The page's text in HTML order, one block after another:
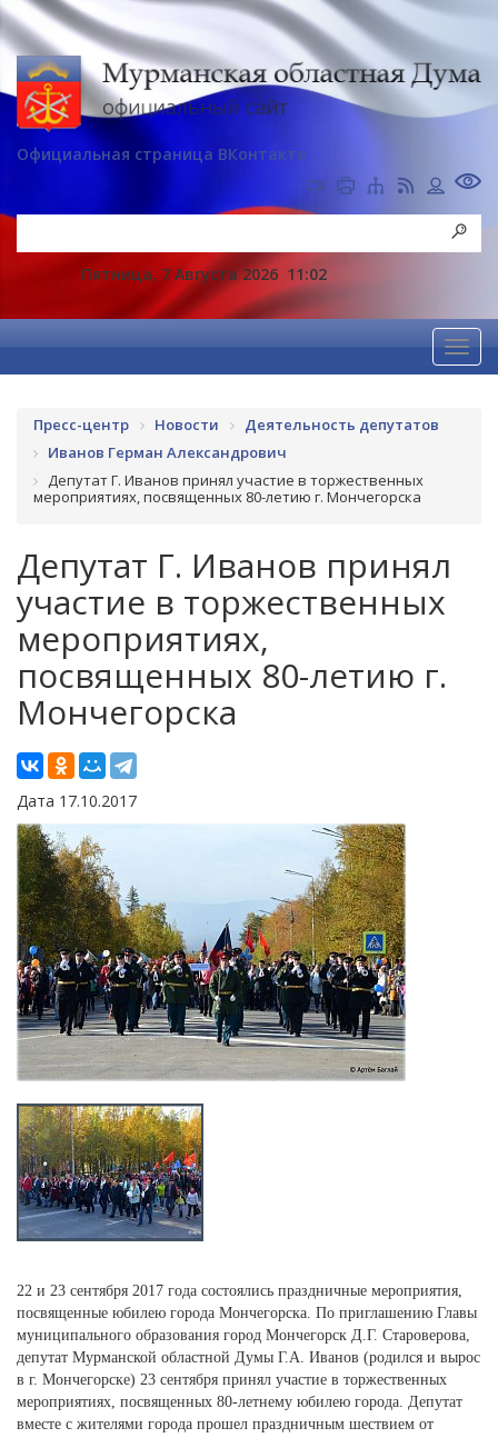
Официальная страница ВКонтакте
Пятница, 7 Августа 2026 11:02
Пресс-центр Новости
Деятельность депутатов
Иванов Герман Александрович
Депутат Г. Иванов принял участие в торжественных
мероприятиях, посвященных 80-летию г. Мончегорска
Депутат Г. Иванов принял
участие в торжественных
мероприятиях,
посвященных 80-летию г.
Мончегорска
Дата 17.10.2017
22 и 23 сентября 2017 года состоялись праздничные мероприятия,
посвященные юбилею города Мончегорска. По приглашению Главы
муниципального образования город Мончегорск Д.Г. Староверова,
депутат Мурманской областной Думы Г.А. Иванов (родился и вырос
в г. Мончегорске) 23 сентября принял участие в торжественных
мероприятиях, посвященных 80-летнему юбилею города. Депутат
вместе с жителями города прошел праздничным шествием от